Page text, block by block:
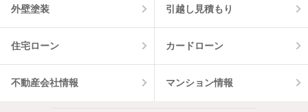
外壁塗装 引越し見積もり
住宅ローン カードローン
不動産会社情報 マンション情報